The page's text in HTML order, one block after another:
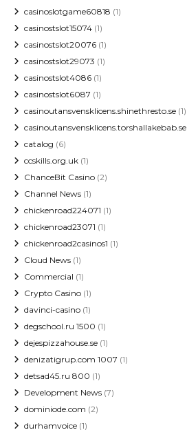
casinoslotgame60818 (1)
casinostslot15074 (1)
casinostslot20076 (1)
casinostslot29073 (1)
casinostslot4086 (1)
casinostslot6087 (1)
casinoutansvensklicens.shinethresto.se (1)
casinoutansvensklicens.torshallakebab.se
catalog (6)
ccskills.org.uk (1)
ChanceBit Casino (2)
Channel News (1)
chickenroad224071 (1)
chickenroad23071 (1)
chickenroad2casinos1 (1)
Cloud News (1)
Commercial (1)
Crypto Casino (1)
davinci-casino (1)
degschool.ru 1500 (1)
dejespizzahouse.se (1)
denizatigrup.com 1007 (1)
detsad45.ru 800 (1)
Development News (7)
dominiode.com (2)
durhamvoice (1)